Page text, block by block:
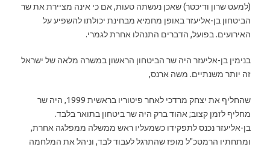
(למעט שרון ודיכטר) שאכן נעשתה טעות, אם כי אינה מציירת את שר
הביטחון בן-אליעזר באופן מחמיא מבחינת יכולתו להשפיע על
האירועים. בפועל, הדברים התנהלו אחרת לגמרי.
בנימין בן-אליעזר היה שר הביטחון הראשון במשרה מלאה של ישראל
זה יותר משנתיים. משה ארנס,
שהחליף את יצחק מרדכי לאחר פיטוריו בראשית 1999, היה שר
מחליף לזמן קצוב; אהוד ברק היה שר ביטחון בתואר בלבד.
בן-אליעזר נכנס לתפקידו כשמעליו ראש ממשלה ממפלגה אחרת,
ומתחתיו הרמטכ"ל מופז שהתרגל לעבוד לבד, וניהל את המלחמה